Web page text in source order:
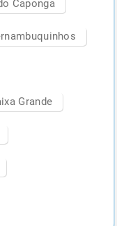
Caponga
Grande